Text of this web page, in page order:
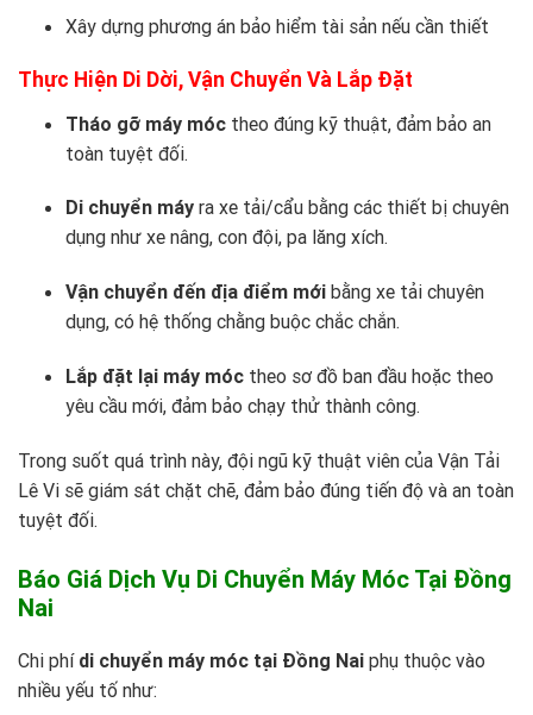
Xây dựng phương án bảo hiểm tài sản nếu cần thiết
Thực Hiện Di Dời, Vận Chuyển Và Lắp Đặt
Tháo gỡ máy móc theo đúng kỹ thuật, đảm bảo an
toàn tuyệt đối.
Di chuyển máy ra xe tải/cẩu bằng các thiết bị chuyên
dụng như xe nâng, con đội, pa lăng xích.
Vận chuyển đến địa điểm mới bằng xe tải chuyên
dụng, có hệ thống chằng buộc chắc chắn.
Lắp đặt lại máy móc theo sơ đồ ban đầu hoặc theo
yêu cầu mới, đảm bảo chạy thử thành công.
Trong suốt quá trình này, đội ngũ kỹ thuật viên của Vận Tải
Lê Vi sẽ giám sát chặt chẽ, đảm bảo đúng tiến độ và an toàn
tuyệt đối.
Báo Giá Dịch Vụ Di Chuyển Máy Móc Tại Đồng
Nai
Chi phí di chuyển máy móc tại Đồng Nai phụ thuộc vào
nhiều yếu tố như: